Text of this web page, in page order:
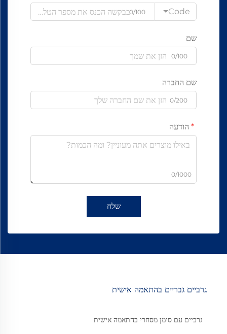
Code
0/100
שם
0/100
שם החברה
0/200
הודעה
0/1000
שלח
גרביים גבריים בהתאמה אישית
גרביים עם סימן מסחרי בהתאמה אישית